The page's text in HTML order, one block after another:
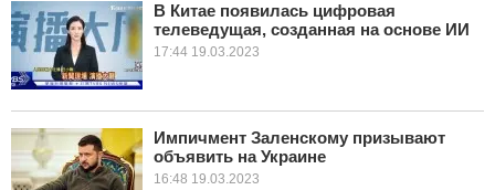
В Китае появилась цифровая
телеведущая, созданная на основе ИИ
17:44 19.03.2023
Импичмент Заленскому призывают
объявить на Украине
16:48 19.03.2023